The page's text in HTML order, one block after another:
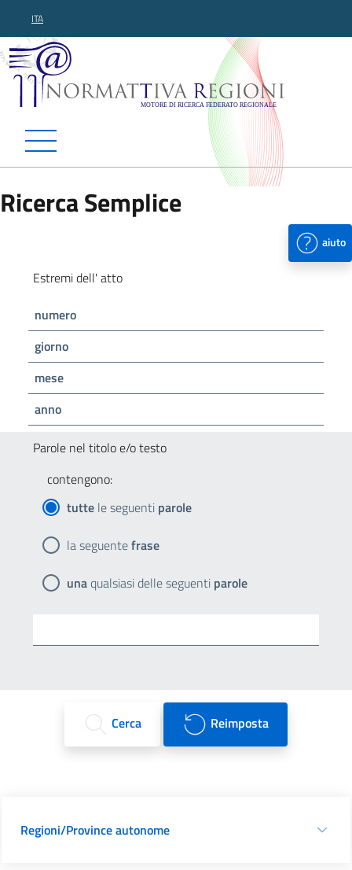
ITA
Normattiva Regioni -
Ricerca Semplice
aiuto
Estremi dell' atto
numero
giorno
mese
anno
Parole nel titolo e/o testo
contengono:
tutte le seguenti parole
la seguentefrase
unaqualsiasi delle seguenti parole
Cerca Reimposta
Regioni/Province autonome